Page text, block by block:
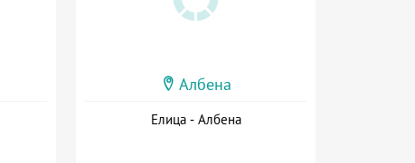
Албена
Елица - Албена